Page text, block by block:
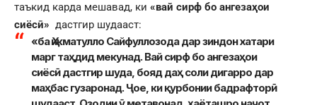
таъкид карда мешавад, ки «вай сирф бо ангезаҳои
сиёсӣ» дастгир шудааст:
«ба Ҳикматулло Сайфуллозода дар зиндон хатари
марг таҳдид мекунад. Вай сирф бо ангезаҳои
сиёсӣ дастгир шуда, бояд даҳ соли дигарро дар
маҳбас гузаронад. Ҷое, ки қурбонии бадрафторӣ